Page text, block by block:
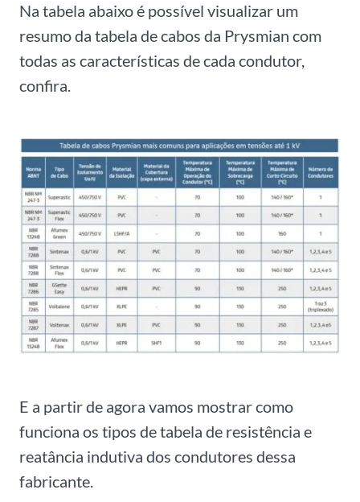
Na tabela abaixo é possível visualizar um
resumo da tabela de cabos da Prysmian com
todas as características de cada condutor,
confira.
E a partir de agora vamos mostrar como
funciona os tipos de tabela de resistência e
reatância indutiva dos condutores dessa
fabricante.